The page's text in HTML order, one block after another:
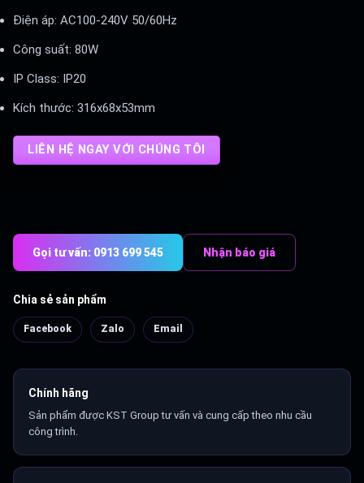
Điện áp: AC100-240V 50/60Hz
Công suất: 80W
IP Class: IP20
Kích thước: 316x68x53mm
LIÊN HỆ NGAY VỚI CHÚNG TÔI
Gọi tư vấn: 0913 699 545 Nhận báo giá
Chia sẻ sản phẩm
Facebook Zalo Email
Chính hãng
Sản phẩm được KST Group tư vấn và cung cấp theo nhu cầu
công trình.